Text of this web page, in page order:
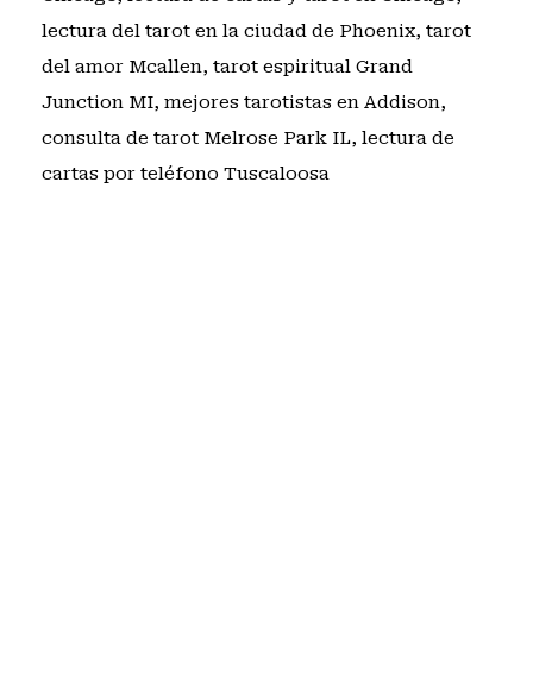
lectura del tarot en la ciudad de Phoenix, tarot
del amor Mcallen, tarot espiritual Grand
Junction MI, mejores tarotistas en Addison,
consulta de tarot Melrose Park IL, lectura de
cartas por teléfono Tuscaloosa